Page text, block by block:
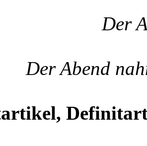
Der
Der Abend